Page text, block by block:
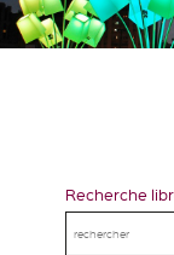
Recherche